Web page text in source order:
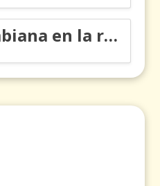
Ciencia colombiana en la revolución de los órganos en chips